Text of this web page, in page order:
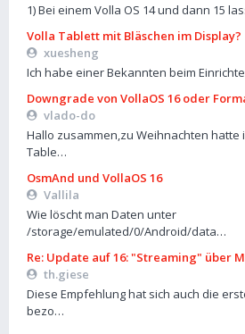
1) Bei einem Volla OS 14 und dann 15
Volla Tablett mit Bläschen im Display?
xuesheng
Ich habe einer Bekannten beim
Downgrade von VollaOS 16 oder
vlado-do
Hallo zusammen,zu Weihnachten hatte
Table…
OsmAnd und VollaOS 16
Vallila
Wie löscht man Daten unter
/storage/emulated/0/Android/data…
Re: Update auf 16: "Streaming" über
th.giese
Diese Empfehlung hat sich auch die
bezo…